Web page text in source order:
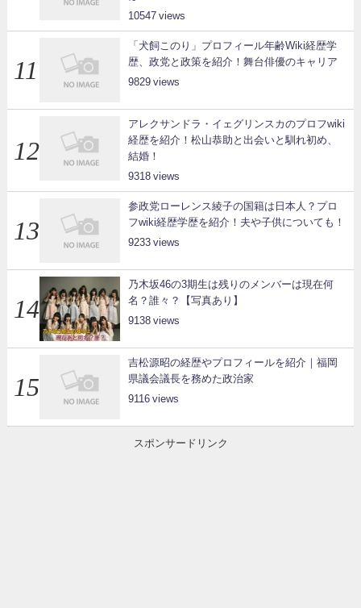
10547
「犬飼このり」プロフィール年齢Wiki経歴学
歴、政党と政策を紹介！舞台俳優のキャリア
9829
アレクサンドラ・イェグリンスカのプロフwiki
経歴を紹介！松山恭助と出会いと馴れ初め、
結婚！
9318
参政党ローレンス綾子の国籍は日本人？プロ
フwiki経歴学歴を紹介！夫や子供についても！
9233
乃木坂46の3期生は残りのメンバーは現在何
名？誰々？【写真あり】
9138
吉松源昭の経歴やプロフィールを紹介｜福岡
県議会議長を務めた政治家
9116
スポンサードリンク